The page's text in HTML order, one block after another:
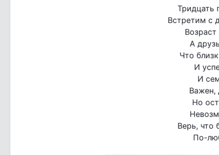
Тридцать
Встретим с
Возраст
А
Что
И
И
Важен,
Но
Верь, что
По-